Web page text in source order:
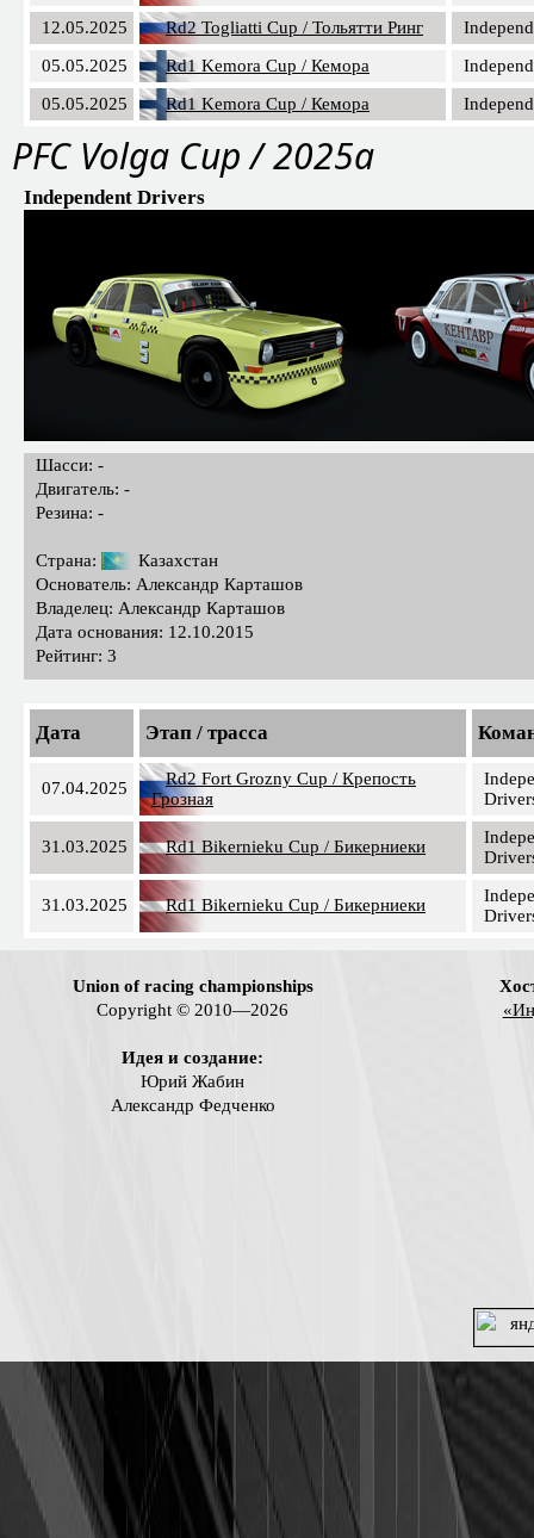
12.05.2025
Rd2 Togliatti Cup / Тольятти Ринг
05.05.2025
Rd1 Kemora Cup / Кемора
05.05.2025
Rd1 Kemora Cup / Кемора
PFС Volga Cup / 2025a
Independent Drivers
Шасси: -
Двигатель: -
Резина: -
Страна:
Казахстан
Основатель: Александр Карташов
Владелец: Александр Карташов
Дата основания: 12.10.2015
Рейтинг: 3
Дата Этап / трасса
07.04.2025
Rd2 Fort Grozny Cup / Крепость
Грозная
31.03.2025 Rd1 Bikernieku Cup / Бикерниеки
31.03.2025 Rd1 Bikernieku Cup / Бикерниеки
Union of racing championships
Copyright © 2010—2026
Идея и создание:
Юрий Жабин
Александр Федченко